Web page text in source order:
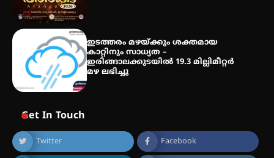
ഇടത്തരം മഴയ്ക്കും ശക്തമായ
കാറ്റിനും സാധ്യത –
ഇരിങ്ങാലക്കുടയിൽ 19.3 മില്ലിമീറ്റർ
മഴ ലഭിച്ചു
Get In Touch
Twitter Facebook